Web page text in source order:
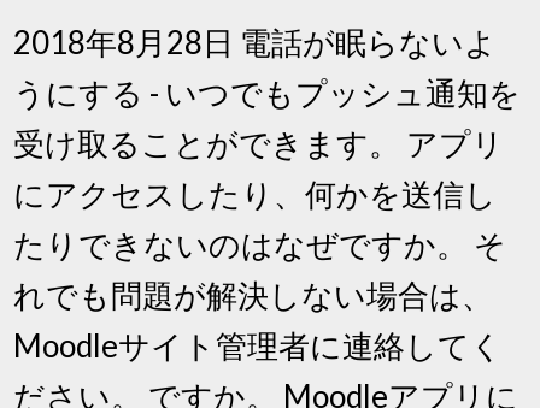
2018年8月28日 電話が眠らないよ
うにする - いつでもプッシュ通知を
受け取ることができます。 アプリ
にアクセスしたり、何かを送信し
たりできないのはなぜですか。 そ
れでも問題が解決しない場合は、
Moodleサイト管理者に連絡してく
ださい。 ですか。 Moodleアプリに